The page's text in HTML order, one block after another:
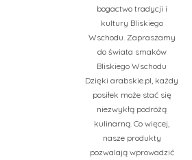
bogactwo tradycji i
kultury Bliskiego
Wschodu. Zapraszamy
do świata smaków
Bliskiego Wschodu
Dzięki arabskie.pl, każdy
posiłek może stać się
niezwykłą podróżą
kulinarną. Co więcej,
nasze produkty
pozwalają wprowadzić